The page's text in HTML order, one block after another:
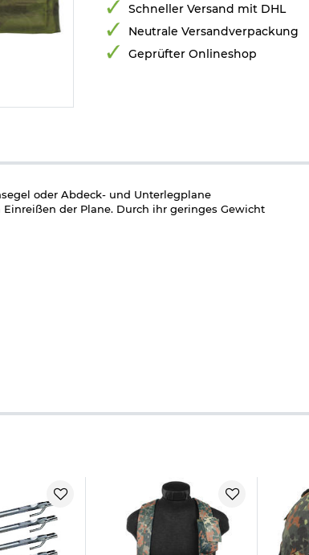
Schneller Versand mit DHL
Neutrale Versandverpackung
Geprüfter Onlineshop
oder Abdeck- und Unterlegplane
der Plane. Durch ihr geringes Gewicht
der Wasserhöhe, die theoretisch über dem
ist, desto wasserbeständiger wird das Material,
verändert sich dieser Wert natürlich.